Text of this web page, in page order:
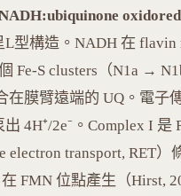
L型構造。NADH 在
Fe-S clusters（N1a →
在膜臂遠端的 UQ。電子
4H⁺/2e⁻。Complex I
electron transport, RET
在 FMN 位點產生（Hirst,